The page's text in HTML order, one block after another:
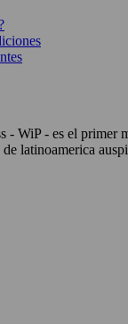
- WiP - es el primer
latinoamerica